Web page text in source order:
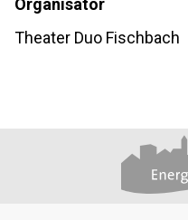
Organisator
Theater Duo Fischbach